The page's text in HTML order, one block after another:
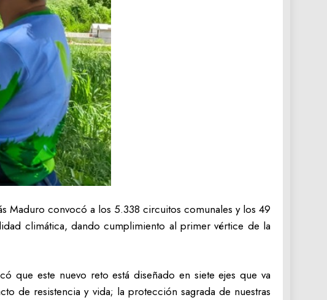
Maduro convocó a los 5.338 circuitos comunales y los 49
climática, dando cumplimiento al primer vértice de la
que este nuevo reto está diseñado en siete ejes que va
de resistencia y vida; la protección sagrada de nuestras